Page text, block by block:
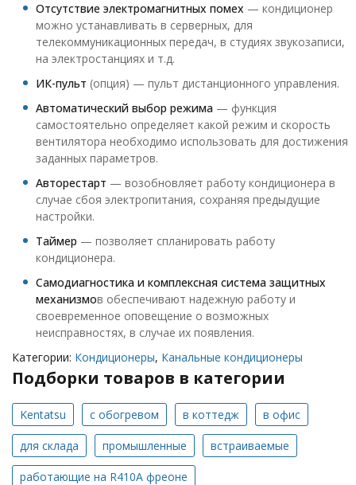
Отсутствие электромагнитных помех — кондиционер
можно устанавливать в серверных, для
телекоммуникационных передач, в студиях звукозаписи,
на электростанциях и т.д.
ИК-пульт (опция) — пульт дистанционного управления.
Автоматический выбор режима — функция
самостоятельно определяет какой режим и скорость
вентилятора необходимо использовать для достижения
заданных параметров.
Авторестарт — возобновляет работу кондиционера в
случае сбоя электропитания, сохраняя предыдущие
настройки.
Таймер — позволяет спланировать работу
кондиционера.
Самодиагностика и комплексная система защитных
механизмов обеспечивают надежную работу и
своевременное оповещение о возможных
неисправностях, в случае их появления.
Категории: Кондиционеры, Канальные кондиционеры
Подборки товаров в категории
Kentatsu с обогревом в коттедж в офис
для склада промышленные встраиваемые
работающие на R410A фреоне